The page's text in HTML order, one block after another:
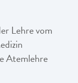
Lehre vom
Atemlehre